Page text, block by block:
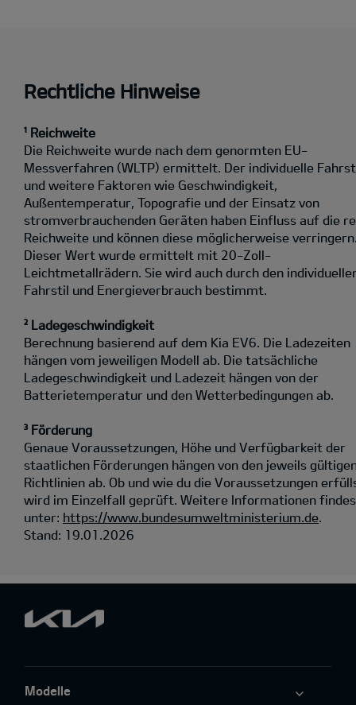
Rechtliche Hinweise
¹ Reichweite
Die Reichweite wurde nach dem genormten EU-
Messverfahren (WLTP) ermittelt. Der individuelle
und weitere Faktoren wie Geschwindigkeit,
Außentemperatur, Topografie und der Einsatz von
stromverbrauchenden Geräten haben Einfluss auf die
Reichweite und können diese möglicherweise
Dieser Wert wurde ermittelt mit 20-Zoll-
Leichtmetallrädern. Sie wird auch durch den
Fahrstil und Energieverbrauch bestimmt.
² Ladegeschwindigkeit
Berechnung basierend auf dem Kia EV6. Die Ladezeiten
hängen vom jeweiligen Modell ab. Die tatsächliche
Ladegeschwindigkeit und Ladezeit hängen von der
Batterietemperatur und den Wetterbedingungen ab.
³ Förderung
Genaue Voraussetzungen, Höhe und Verfügbarkeit der
staatlichen Förderungen hängen von den jeweils
Richtlinien ab. Ob und wie du die Voraussetzungen
wird im Einzelfall geprüft. Weitere Informationen
unter: https://www.bundesumweltministerium.de.
Stand: 19.01.2026
Modelle